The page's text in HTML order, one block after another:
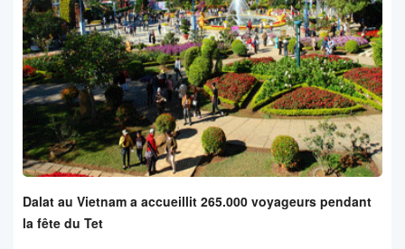
Dalat au Vietnam a accueillit 265.000 voyageurs pendant
la fête du Tet